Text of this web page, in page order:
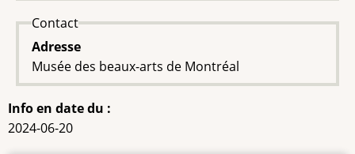
Contact
Adresse
Musée des beaux-arts de Montréal
Info en date du :
2024-06-20